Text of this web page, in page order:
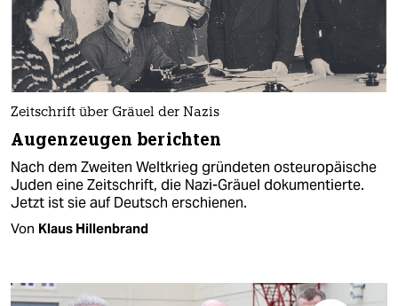
Zeitschrift über Gräuel der Nazis
Augenzeugen berichten
Nach dem Zweiten Weltkrieg gründeten osteuropäische
Juden eine Zeitschrift, die Nazi-Gräuel dokumentierte.
Jetzt ist sie auf Deutsch erschienen.
Von Klaus Hillenbrand